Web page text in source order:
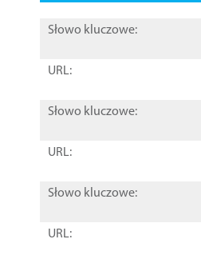
Słowo kluczowe:
URL:
Słowo kluczowe:
URL:
Słowo kluczowe:
URL: